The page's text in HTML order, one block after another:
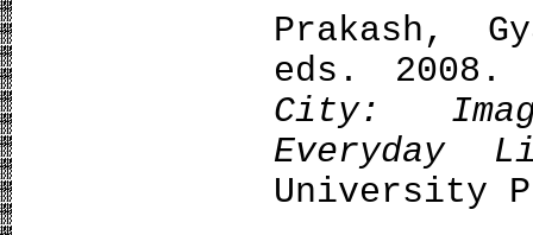
Prakash,
eds.
City:
Everyday
University